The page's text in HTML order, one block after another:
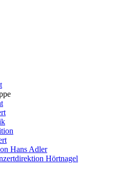
Hans Adler
Hörtnagel